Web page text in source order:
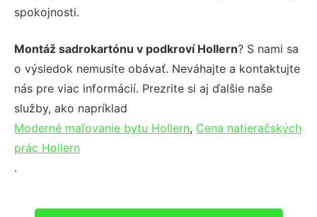
spokojnosti.
Montáž sadrokartónu v podkroví Hollern? S nami sa
o výsledok nemusíte obávať. Neváhajte a kontaktujte
nás pre viac informácií. Prezrite si aj ďalšie naše
služby, ako napríklad
Moderné maľovanie bytu Hollern, Cena natieračských
prác Hollern
.